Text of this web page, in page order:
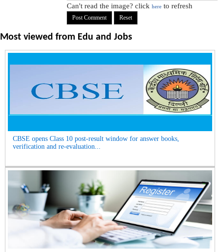
Can't read the image? clickhere to refresh
Most viewed from Edu and Jobs
CBSE opens Class 10 post-result window for answer books,
verification and re-evaluation...